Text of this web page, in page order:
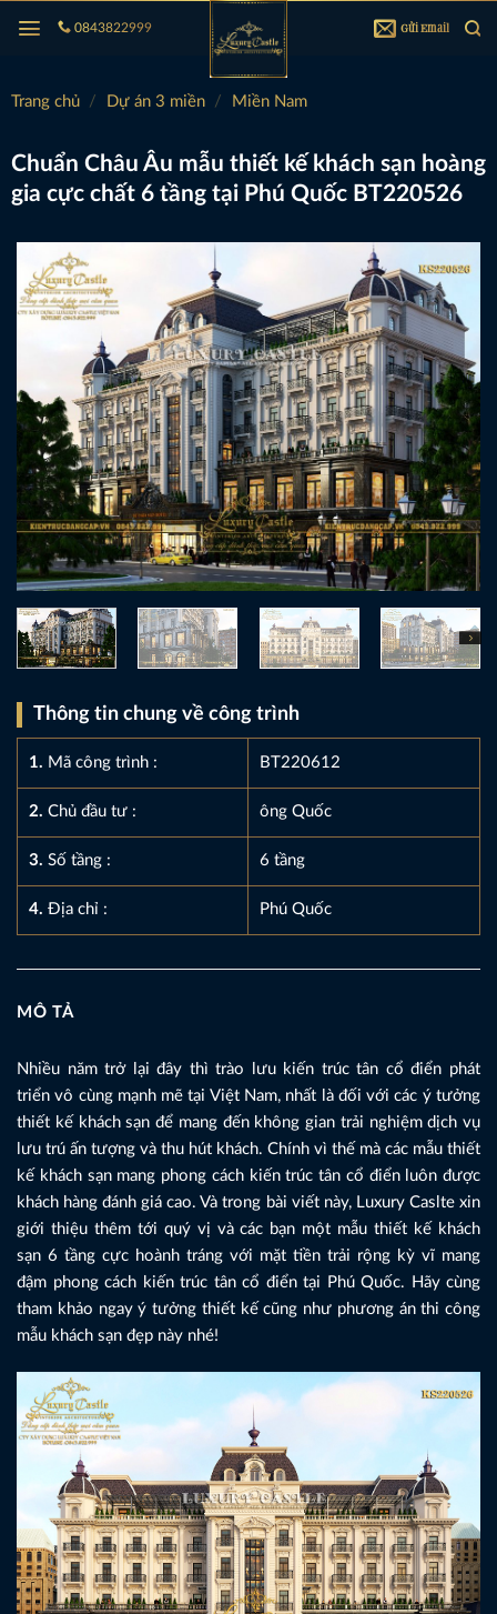
qua
dung
0843822999 Gửi Email
Trang chủ / Dự án 3 miền / Miền Nam
Chuẩn Châu Âu mẫu thiết kế khách sạn hoàng
gia cực chất 6 tầng tại Phú Quốc BT220526
Thông tin chung về công trình
1. Mã công trình : BT220612
2. Chủ đầu tư : ông Quốc
3. Số tầng : 6 tầng
4. Địa chỉ : Phú Quốc
MÔ TẢ
Nhiều năm trở lại đây thì trào lưu kiến trúc tân cổ điển phát
triển vô cùng mạnh mẽ tại Việt Nam, nhất là đối với các ý tưởng
thiết kế khách sạn để mang đến không gian trải nghiệm dịch vụ
lưu trú ấn tượng và thu hút khách. Chính vì thế mà các mẫu thiết
kế khách sạn mang phong cách kiến trúc tân cổ điển luôn được
khách hàng đánh giá cao. Và trong bài viết này, Luxury Caslte xin
giới thiệu thêm tới quý vị và các bạn một mẫu thiết kế khách
sạn 6 tầng cực hoành tráng với mặt tiền trải rộng kỳ vĩ mang
đậm phong cách kiến trúc tân cổ điển tại Phú Quốc. Hãy cùng
tham khảo ngay ý tưởng thiết kế cũng như phương án thi công
mẫu khách sạn đẹp này nhé!